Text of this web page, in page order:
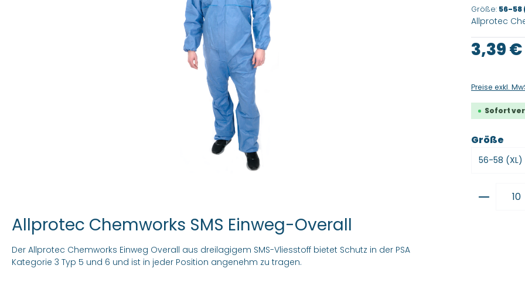
Größe: 56-58
Allprotec
Regulärer
3,39 €
Preise exkl.
Sofort
Größe
Allprotec Chemworks SMS Einweg-Overall
Der Allprotec Chemworks Einweg Overall aus dreilagigem SMS-Vliesstoff bietet Schutz in der PSA
Kategorie 3 Typ 5 und 6 und ist in jeder Position angenehm zu tragen.